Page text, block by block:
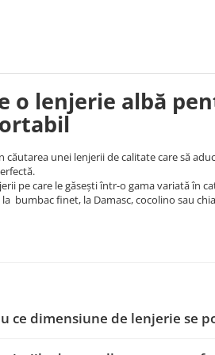
o lenjerie albă
căutarea unei lenjerii de calitate care să
pe care le găsești într-o gama variată în
bumbac finet, la Damasc, cocolino sau
ce dimensiune de lenjerie se